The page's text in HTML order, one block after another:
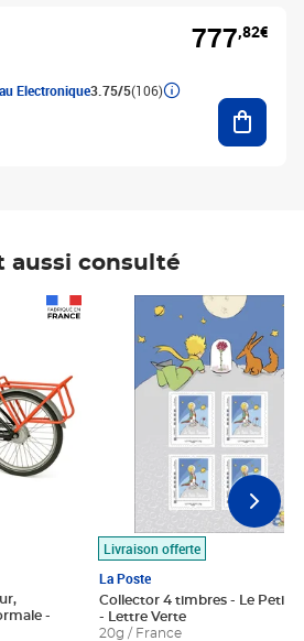
Electronique3.75/5(106)
777,82€
aussi consulté
Livraison offerte
La Poste
Collector 4 timbres - Le Petit
- Lettre Verte
20g / France
Prix 7,50€